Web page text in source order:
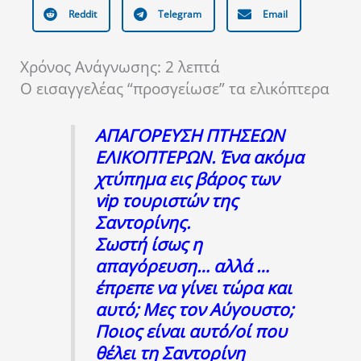
Reddit Telegram Email
Χρόνος Ανάγνωσης: 2 λεπτά
Ο εισαγγελέας “προσγείωσε” τα ελικόπτερα
ΑΠΑΓΟΡΕΥΣΗ ΠΤΗΣΕΩΝ
ΕΛΙΚΟΠΤΕΡΩΝ. Ένα ακόμα
χτύπημα εις βάρος των
vip τουριστών της
Σαντορίνης.
Σωστή ίσως η
απαγόρευση… αλλά …
έπρεπε να γίνει τώρα και
αυτό; Μες τον Αύγουστο;
Ποιος είναι αυτό/οί που
θέλει τη Σαντορίνη